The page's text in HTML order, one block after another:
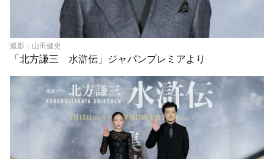
撮影：山田健史
「北方謙三 水滸伝」ジャパンプレミアより